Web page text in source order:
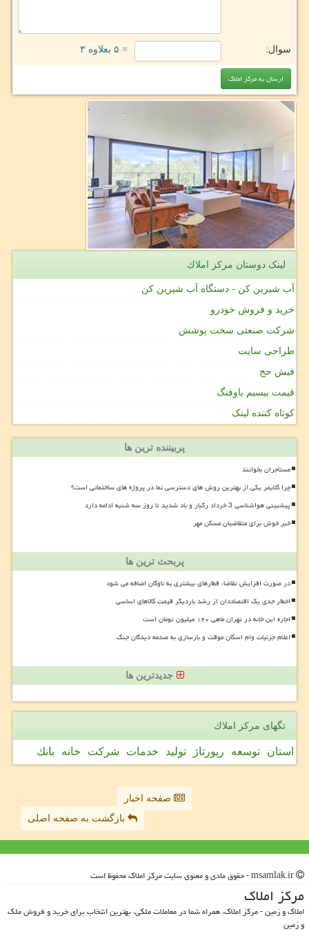
سوال: = ۵ بعلاوه ۳
لینک دوستان مركز املاك
آب شیرین کن - دستگاه آب شیرین کن
خرید و فروش خودرو
شرکت صنعتی سخت پوشش
طراحی سایت
فیش حج
قیمت بیسیم باوفنگ
کوتاه کننده لینک
پربیننده ترین ها
مستأجران بخوانند
چرا کلایمر یکی از بهترین روش های دسترسی نما در پروژه های ساختمانی است؟
پیشبینی هواشناسی 3 خرداد رگبار و باد شدید تا روز سه شنبه ادامه دارد
خبر خوش برای متقاضیان مسکن مهر
پربحث ترین ها
در صورت افزایش تقاضا، قطارهای بیشتری به ناوگان اضافه می شود
اخطار جدی یک اقتصاددان از رشد باردیگر قیمت کالاهای اساسی
اجاره این خانه در تهران ماهی ۱۲۰ میلیون تومان است
اعلام جزئیات وام اسکان موقت و بازسازی به صدمه دیدگان جنگ
جدیدترین ها
تگهای مركز املاك
استان توسعه رپورتاژ تولید خدمات شركت خانه بانك
صفحه اخبار
بازگشت به صفحه اصلی
مركز املاك
املاک و زمین - مرکز املاک، همراه شما در معاملات ملکی، بهترین انتخاب برای خرید و فروش ملک
و زمین